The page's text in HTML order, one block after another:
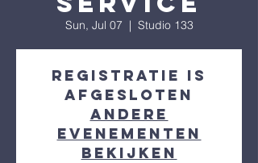
Sun, Jul 07
  |
Studio 133
Registratie is
afgesloten
Andere
evenementen
bekijken